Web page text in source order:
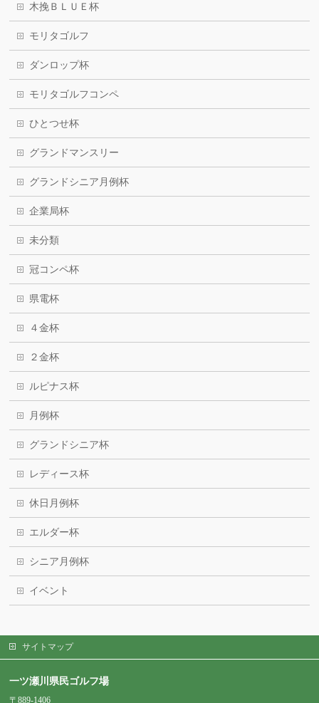
木挽ＢＬＵＥ杯
モリタゴルフ
ダンロップ杯
モリタゴルフコンペ
ひとつせ杯
グランドマンスリー
グランドシニア月例杯
企業局杯
未分類
冠コンペ杯
県電杯
４金杯
２金杯
ルピナス杯
月例杯
グランドシニア杯
レディース杯
休日月例杯
エルダー杯
シニア月例杯
イベント
サイトマップ
一ツ瀬川県民ゴルフ場
〒889-1406